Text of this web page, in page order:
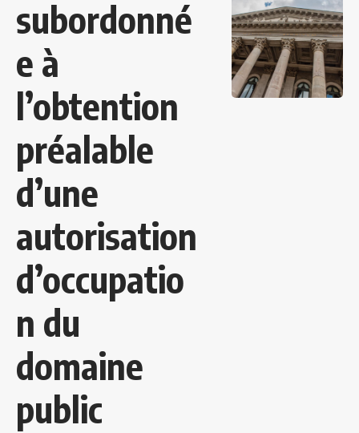
subordonné
e à
l’obtention
préalable
d’une
autorisation
d’occupatio
n du
domaine
public